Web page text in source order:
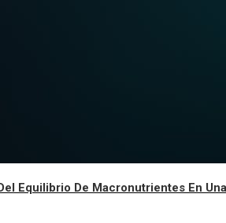
Equilibrio De Macronutrientes En Una